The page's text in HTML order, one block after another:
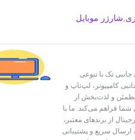
شارژر موبایل
جانبی تک با تنوعی
کامپیوتر، لپ‌تاپ و
مطمئن و لذت‌بخش از
شما فراهم می‌کند. ما با
از برندهای معتبر،
ارسال سریع و پشتیبانی